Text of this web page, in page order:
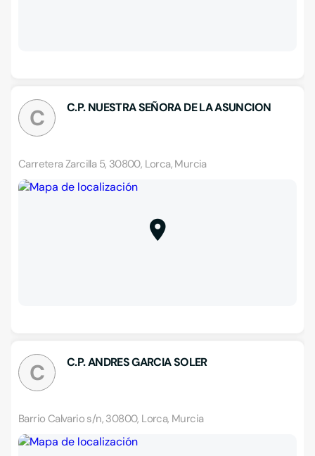
C C.P. NUESTRA SEÑORA DE LA ASUNCION
Carretera Zarcilla 5, 30800, Lorca, Murcia
C C.P. ANDRES GARCIA SOLER
Barrio Calvario s/n, 30800, Lorca, Murcia